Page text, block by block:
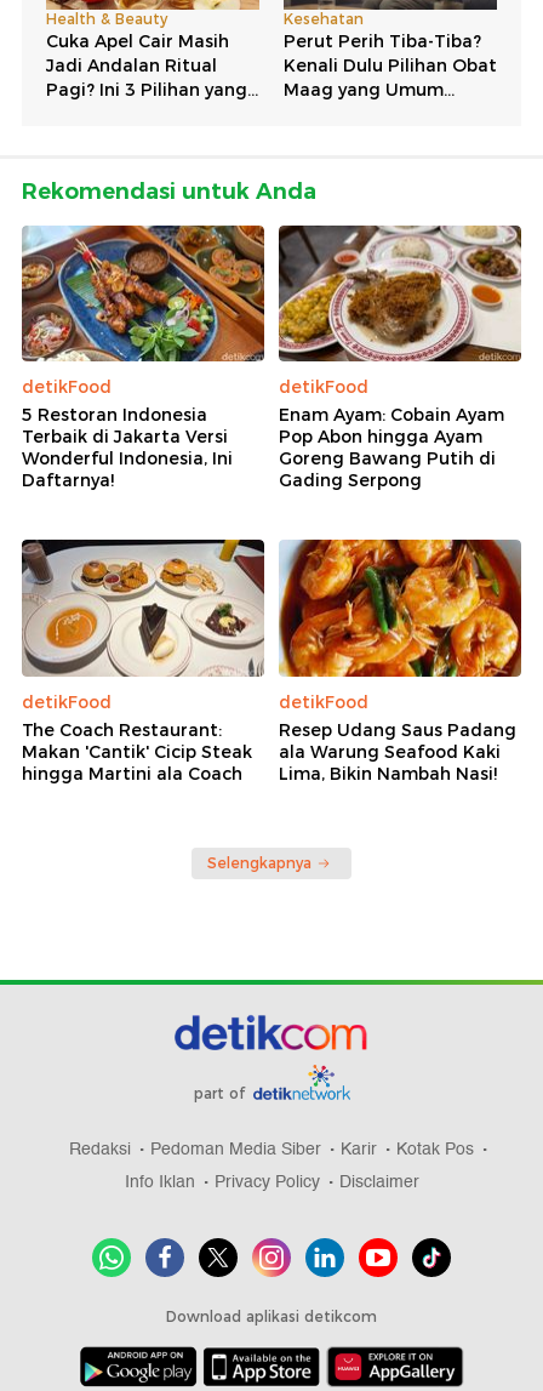
Rekomendasi untuk Anda
detikFood
5 Restoran Indonesia
Terbaik di Jakarta Versi
Wonderful Indonesia, Ini
Daftarnya!
detikFood
Enam Ayam: Cobain Ayam
Pop Abon hingga Ayam
Goreng Bawang Putih di
Gading Serpong
detikFood
The Coach Restaurant:
Makan 'Cantik' Cicip Steak
hingga Martini ala Coach
detikFood
Resep Udang Saus Padang
ala Warung Seafood Kaki
Lima, Bikin Nambah Nasi!
Selengkapnya
part of
Redaksi Pedoman Media Siber Karir
Kotak Pos
Info Iklan
Privacy Policy Disclaimer
Download aplikasi detikcom